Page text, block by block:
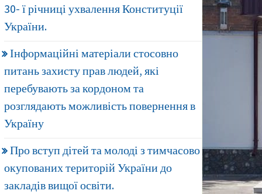
30- ї річниці ухвалення Конституції
України.
Інформаційні матеріали стосовно
питань захисту прав людей, які
перебувають за кордоном та
розглядають можливість повернення в
Україну
Про вступ дітей та молоді з тимчасово
окупованих територій України до
закладів вищої освіти.